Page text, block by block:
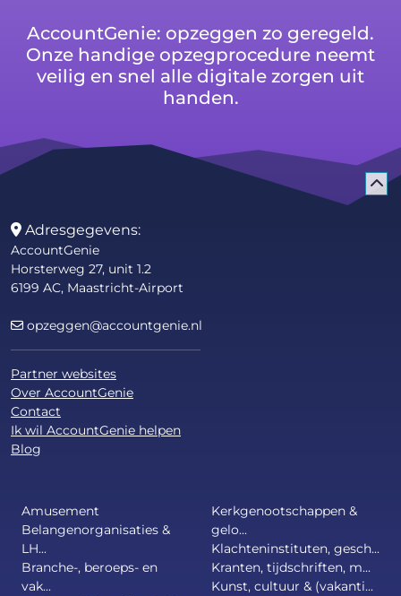
AccountGenie: opzeggen zo geregeld.
Onze handige opzegprocedure neemt
veilig en snel alle digitale zorgen uit
handen.
Adresgegevens:
AccountGenie
Horsterweg 27, unit 1.2
6199 AC, Maastricht-Airport
opzeggen@accountgenie.nl
Partner websites
Over AccountGenie
Contact
Ik wil AccountGenie helpen
Blog
Amusement
Belangenorganisaties &
LH...
Branche-, beroeps- en
vak...
Kerkgenootschappen &
gelo...
Klachteninstituten, gesch...
Kranten, tijdschriften, m...
Kunst, cultuur & (vakanti...